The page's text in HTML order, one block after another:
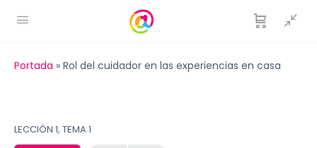
Portada » Rol del cuidador en las experiencias en casa
LECCIÓN 1, TEMA 1